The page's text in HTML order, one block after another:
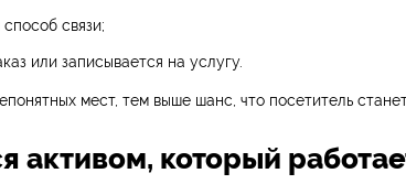
связи;
или записывается на услугу.
мест, тем выше шанс, что посетитель
активом, который